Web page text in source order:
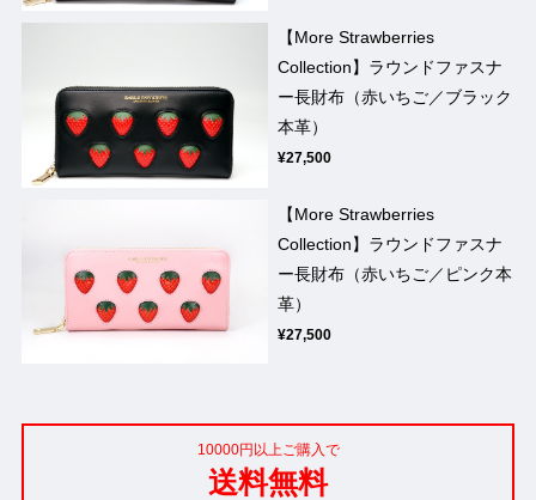
【More Strawberries
Collection】ラウンドファスナ
ー長財布（赤いちご／ブラック
本革）
¥27,500
【More Strawberries
Collection】ラウンドファスナ
ー長財布（赤いちご／ピンク本
革）
¥27,500
10000円以上ご購入で
送料無料